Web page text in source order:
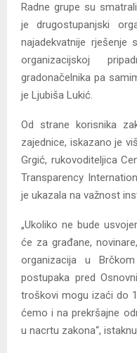
Radne grupe su
je drugostupanjski
najadekvatnije
organizacijskoj
gradonačelnika pa
je Ljubiša Lukić.
Od strane korisnika
zajednice, iskazano je
Grgić, rukovoditeljica
Transparency
je ukazala na važnost
„Ukoliko ne bude
će za građane,
organizacija u
postupaka pred
troškovi mogu izaći do
ćemo i na prekršajne
u nacrtu zakona“,